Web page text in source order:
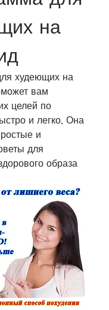
на
худеющих на
вам
целей по
и легко. Она
и
для
образа